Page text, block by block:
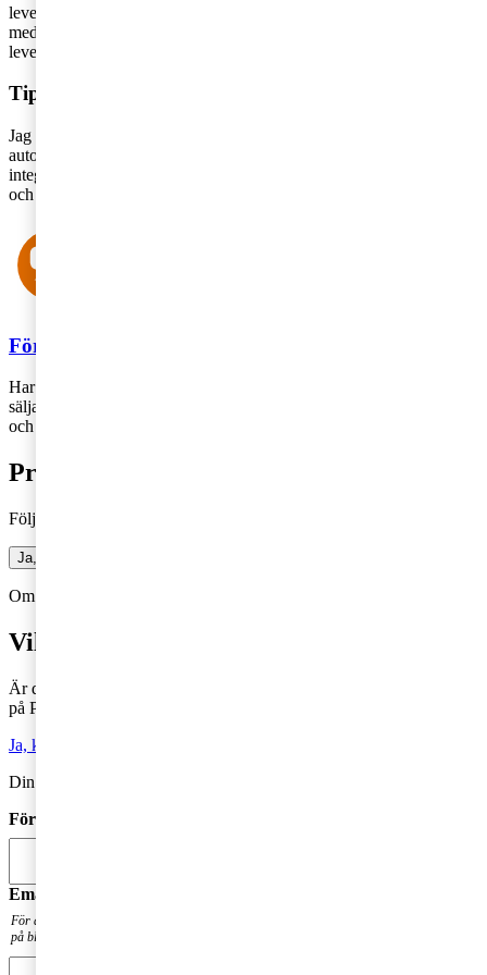
leverantörsreskontra och ser till att den blir bokförd i bokföringen
med fakturadatum. När du betalar fakturorna markerar du detta i
leverantörsreskontra och ett underlag skapas till bokföringen.
Tips!
Jag rekommenderar att du arbetar med redovisningsprogram som har
automatiska överföringar från sina reskontror till bokföringen och
integration med banker gällande kundinbetalningar, samt betalfiler
och återrapporteringsfiler för leverantörsbetalningar.
Företagarbloggen
Har du frågor om redovisning eller lönehantering? PwC har valt att
sälja affärsområdet för dessa tjänster och istället fokusera på revision
och affärsrådgivning.
Prenumerera på bloggen
Följ vår blogg och få insikter som driver tillväxt
Ja, jag vill prenumerera på Företagarbloggen
Om du inte får fram något formulär via knappen ovan,
Vill du veta mer?
Är du intresserad av våra tjänster och vill komma i kontakt med oss
på PwC?
Ja, kontakta mig
Din kommentar publiceras i anslutning till blogginlägget.
Förnamn
Email
För att få en notis när din fråga har besvarats. Din mailadress kommer inte att publiceras
på bloggen.